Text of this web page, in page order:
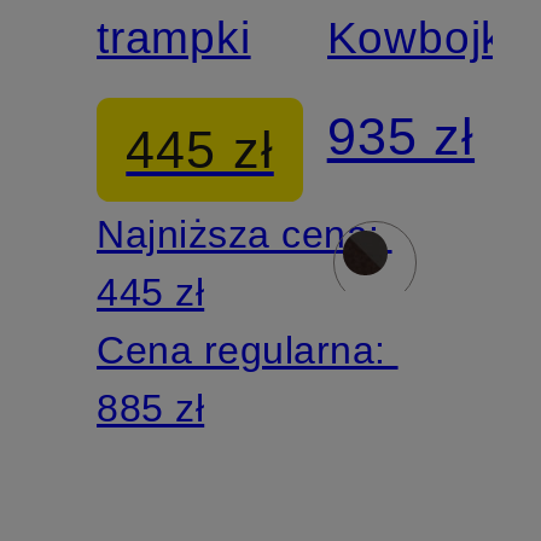
trampki
445 zł
Najniższa cena:
445 zł
Cena regularna:
885 zł
Kowbojki
935 zł